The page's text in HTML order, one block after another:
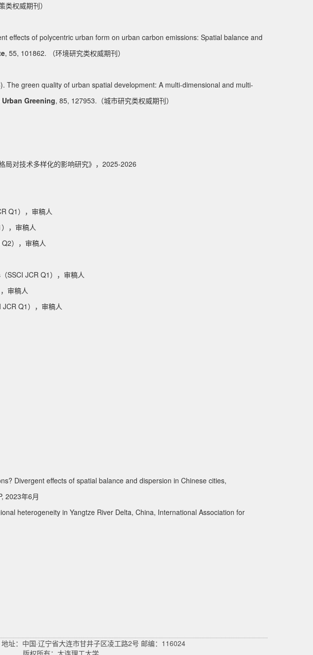
权威期刊）
effects of polycentric urban form on urban carbon emissions: Spatial balance and
, 55, 101862. （环境研究类权威期刊）
The green quality of urban spatial development: A multi-dimensional and multi-
Greening, 85, 127953.（城市研究类权威期刊）
局对技术多样化的影响研究》，2025-2026
Q1），审稿人
，审稿人
），审稿人
SSCI JCR Q1），审稿人
审稿人
Q1），审稿人
Divergent effects of spatial balance and dispersion in Chinese cities,
2023年6月
heterogeneity in Yangtze River Delta, China, International Association for
址：中国·辽宁省大连市甘井子区凌工路2号 邮编：116024
版权所有：大连理工大学